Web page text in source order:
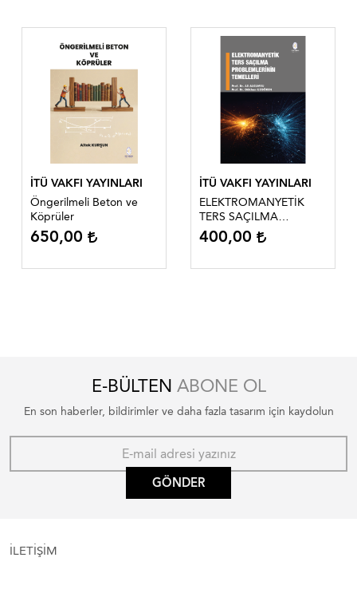
İTÜ VAKFI YAYINLARI
Öngerilmeli Beton ve
Köprüler
650,00
İTÜ VAKFI YAYINLARI
ELEKTROMANYETİK
TERS SAÇILMA
PROBLEMLERİNİN
TEMELLERİ
400,00
E-BÜLTEN ABONE OL
En son haberler, bildirimler ve daha fazla tasarım için kaydolun
GÖNDER
İLETİŞİM